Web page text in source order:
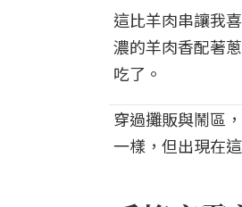
這比羊肉串讓我
濃的羊肉香配著
吃了。
穿過攤販與鬧區
一樣，但出現在